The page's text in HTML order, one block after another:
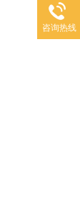
咨询热线